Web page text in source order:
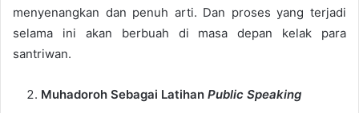
menyenangkan dan penuh arti. Dan proses yang terjadi
selama ini akan berbuah di masa depan kelak para
santriwan.
Muhadoroh Sebagai Latihan Public Speaking